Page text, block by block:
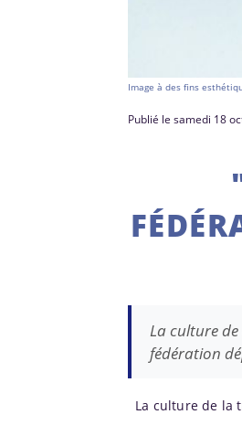
Image à des fins
Publié le samedi 18
La culture
fédération
La culture de la